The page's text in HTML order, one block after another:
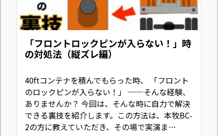
「フロントロックピンが入らない！」時
の対処法（縦ズレ編）
40ftコンテナを積んでもらった時、 「フロント
のロックピンが入らない！」 ──そんな経験、
ありませんか？ 今回は、そんな時に自力で解決
できる裏技を紹介します。この方法は、本牧BC-
2の方に教えていただき、その場で実演ま…